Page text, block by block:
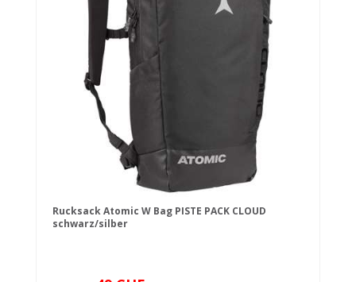
Rucksack Atomic W Bag PISTE PACK CLOUD
schwarz/silber